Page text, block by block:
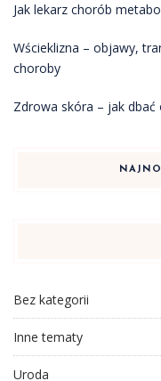
Jak lekarz chorób
Wścieklizna – objawy,
choroby
Zdrowa skóra – jak
Bez kategorii
Inne tematy
Uroda